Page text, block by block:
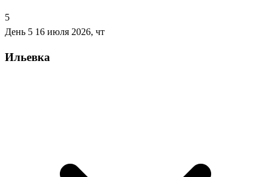
5
День 5 16 июля 2026, чт
Ильевка